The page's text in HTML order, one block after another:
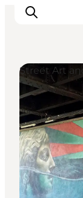
Quoi faire
Planifiez
Street Art